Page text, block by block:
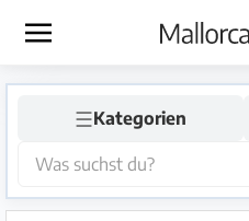
×
Startseite
Anzeige
aufgeben
☰Kategorien